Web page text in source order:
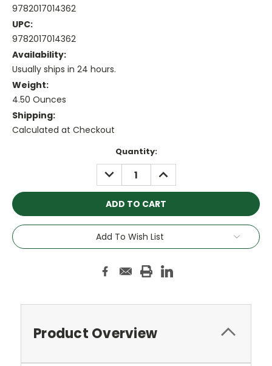
9782017014362
UPC:
9782017014362
Availability:
Usually ships in 24 hours.
Weight:
4.50 Ounces
Shipping:
Calculated at Checkout
Quantity:
DECREASE
QUANTITY:
INCREASE
QUANTITY:
Add To Wish List
Product Overview